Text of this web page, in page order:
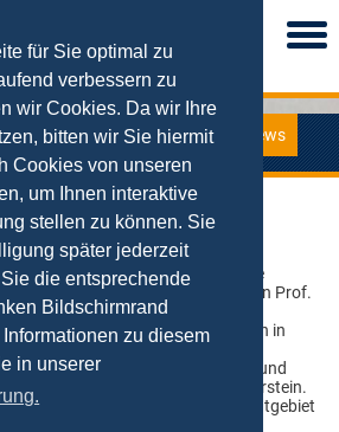
für Sie optimal zu
verbessern zu
wir Cookies. Da wir Ihre
bitten wir Sie hiermit
Cookies von unseren
um Ihnen interaktive
stellen zu können. Sie
später jederzeit
die entsprechende
Bildschirmrand
zu diesem
in unserer
News
Volmarstein in Dortmund
4.0: Auf dem Weg in die digitale
so lautete der Titel der Keynote von Prof.
Kollmann am 09.05.19 auf dem
der Ev. Stiftung Volmarstein in
Die Stiftung ist eine diakonische
der Behindertenhilfe, Senioren- und
mit Hauptsitz in Wetter-Volmarstein.
Einrichtungen befinden sich im Stadtgebiet